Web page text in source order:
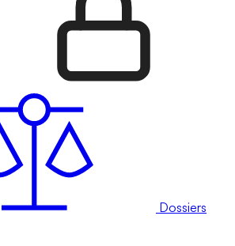
Dossiers